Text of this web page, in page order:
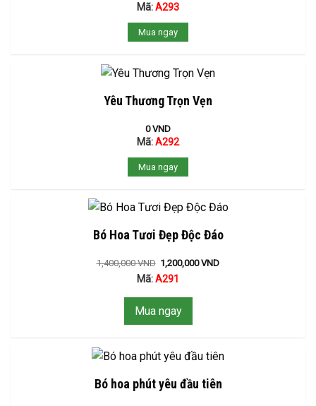
Mã:A293
Mua ngay
Yêu Thương Trọn Vẹn
0VND
Mã:A292
Mua ngay
Bó Hoa Tươi Đẹp Độc Đáo
1,400,000VND 1,200,000VND
Mã:A291
Mua ngay
Bó hoa phút yêu đầu tiên